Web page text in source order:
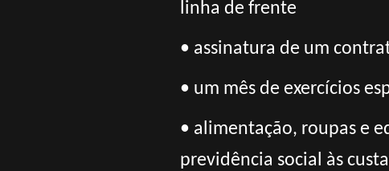
linha de frente
• assinatura de um
• um mês de exercícios
• alimentação, roupas e
previdência social às